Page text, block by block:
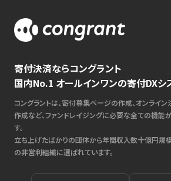
寄付決済ならコングラント
国内No.1 オールインワンの寄付DXシ
コングラントは、寄付募集ページの作成、オンライ
作成など、ファンドレイジングに必要な全ての機能
す。
立ち上げたばかりの団体から年間収入数十億円規
の非営利組織に選ばれています。